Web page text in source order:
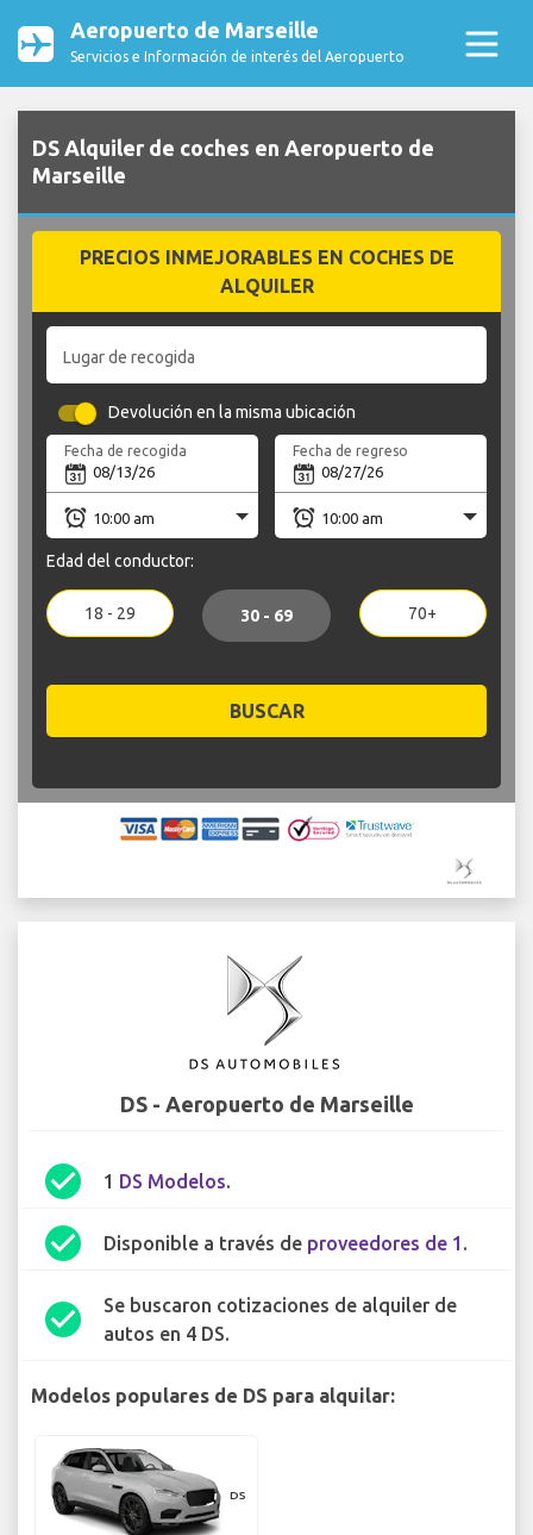
Aeropuerto de Marseille
Servicios e Información de interés del Aeropuerto
DS Alquiler de coches en Aeropuerto de
Marseille
PRECIOS INMEJORABLES EN COCHES DE
ALQUILER
Lugar de recogida
Devolución en la misma ubicación
Fecha de recogida Fecha de regreso
Edad del conductor:
18 - 29 30 - 69 70+
BUSCAR
DS - Aeropuerto de Marseille
check_circle 1 DS Modelos.
check_circle Disponible a través de proveedores de 1 .
check_circle
Se buscaron cotizaciones de alquiler de
autos en 4 DS.
Modelos populares de DS para alquilar:
DS